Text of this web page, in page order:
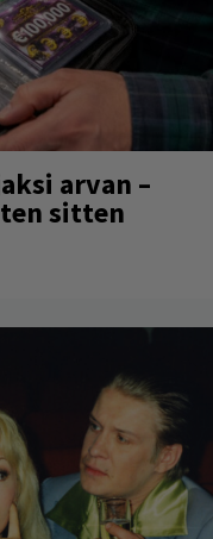
arvan –
sitten